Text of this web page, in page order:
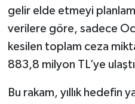
gelir elde etmeyi
verilere göre, sadece
kesilen toplam ceza
883,8 milyon TL’ye
Bu rakam, yıllık hedefin